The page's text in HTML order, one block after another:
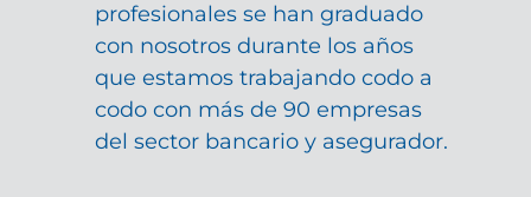
profesionales se han graduado
con nosotros durante los años
que estamos trabajando codo a
codo con más de 90 empresas
del sector bancario y asegurador.